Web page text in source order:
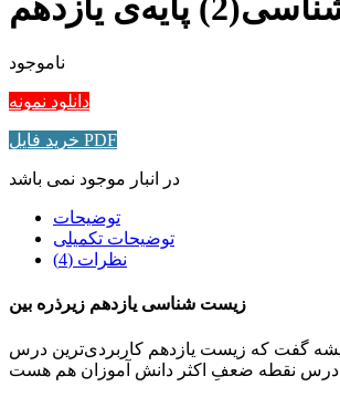
ناموجود
دانلود نمونه
خريد فايل PDF
در انبار موجود نمی باشد
توضیحات
توضیحات تکمیلی
نظرات (4)
زیست شناسی یازدهم زیرذره بین
گفت که زیست یازدهم کاربردی‌ترین درس